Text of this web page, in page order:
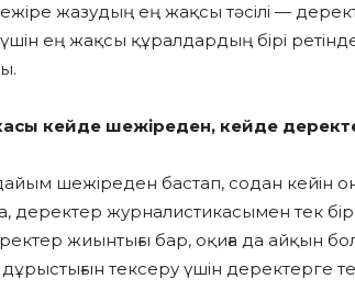
жазудың ең жақсы тәсілі —
ең жақсы құралдардың бірі
кейде шежіреден, кейде
шежіреден бастап, содан кейін
журналистикасымен тек бір
жиынтығы бар, оқиға да айқын
тексеру үшін деректерге